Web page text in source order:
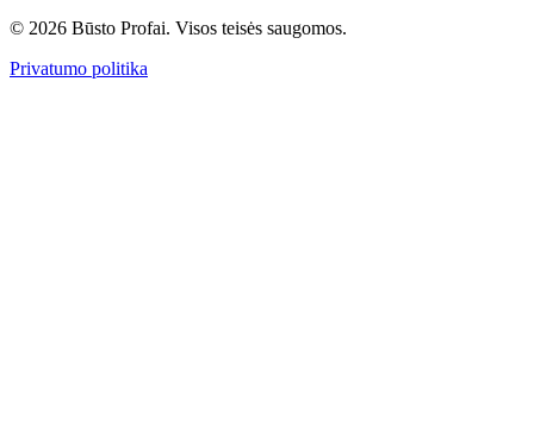
© 2026 Būsto Profai. Visos teisės saugomos.
Privatumo politika